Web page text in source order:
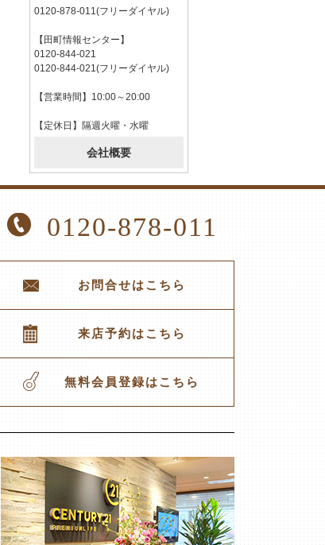
0120-878-011(フリーダイヤル)
【田町情報センター】
0120-844-021
0120-844-021(フリーダイヤル)
【営業時間】10:00～20:00
【定休日】隔週火曜・水曜
会社概要
0120-878-011
お問合せはこちら
来店予約はこちら
無料会員登録はこちら